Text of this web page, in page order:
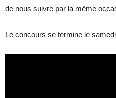
de nous suivre par la même
Le concours se termine le